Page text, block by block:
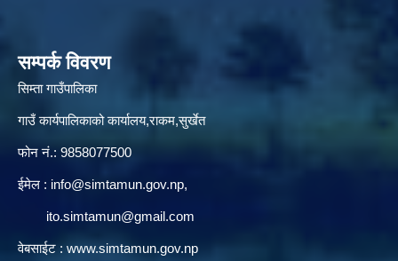
सम्पर्क विवरण
सिम्ता गाउँपालिका
गाउँ कार्यपालिकाको कार्यालय,राकम,सुर्खेत
फोन नं.: 9858077500
ईमेल‌ : info@simtamun.gov.np,
ito.simtamun@gmail.com
वेबसाईट : www.simtamun.gov.np